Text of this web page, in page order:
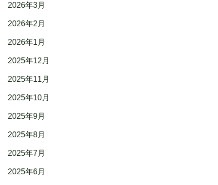
2026年3月
2026年2月
2026年1月
2025年12月
2025年11月
2025年10月
2025年9月
2025年8月
2025年7月
2025年6月